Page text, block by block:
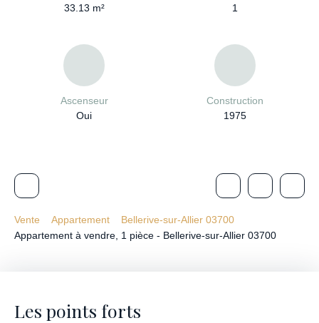
33.13 m²
1
Ascenseur
Oui
Construction
1975
Vente Appartement
Bellerive-sur-Allier 03700
Appartement à vendre, 1 pièce - Bellerive-sur-Allier 03700
Les points forts